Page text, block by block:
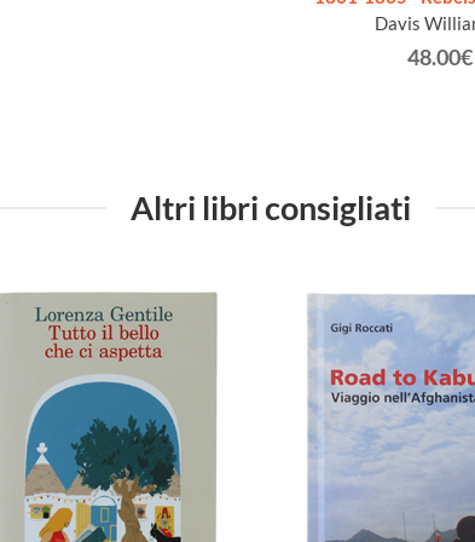
Davis
48.00€
Altri libri consigliati